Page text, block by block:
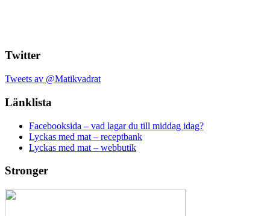
Twitter
Tweets av @Matikvadrat
Länklista
Facebooksida – vad lagar du till middag idag?
Lyckas med mat – receptbank
Lyckas med mat – webbutik
Stronger